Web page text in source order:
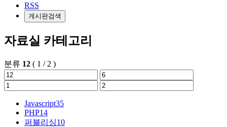
RSS
게시판검색
자료실 카테고리
분류 12 ( 1 / 2 )
Javascript35
PHP14
퍼블리싱10